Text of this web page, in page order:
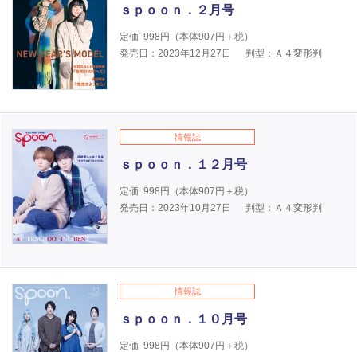
ｓｐｏｏｎ．２月号
定価 998円（本体907円＋税）
発売日：2023年12月27日
判型：Ａ４変形判
情報誌
ｓｐｏｏｎ．１２月号
定価 998円（本体907円＋税）
発売日：2023年10月27日
判型：Ａ４変形判
情報誌
ｓｐｏｏｎ．１０月号
定価 998円（本体907円＋税）